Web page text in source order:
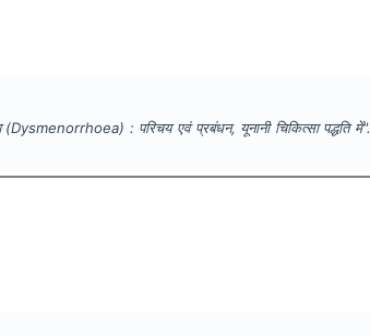
(Dysmenorrhoea) : परिचय एवं प्रबंधन, यूनानी चिकित्सा पद्धति में".